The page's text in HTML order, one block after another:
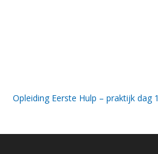
Opleiding Eerste Hulp – praktijk dag 1